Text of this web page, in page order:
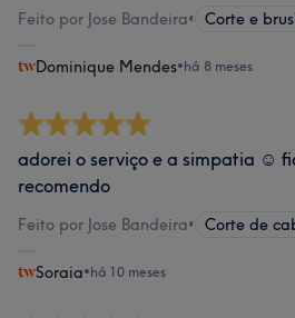
Feito por Jose Bandeira• Corte e
Dominique Mendes•há 8 meses
adorei o serviço e a simpatia ☺️
recomendo
Feito por Jose Bandeira• Corte de
Soraia•há 10 meses